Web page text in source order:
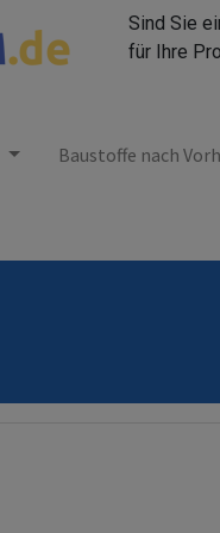
Sind Sie
für Ihre
Baustoffe nach